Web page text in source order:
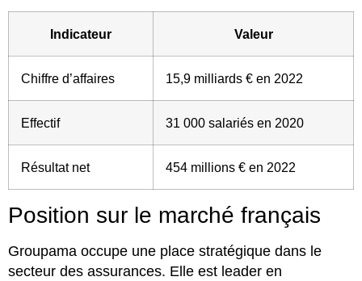
Indicateur Valeur
Chiffre d’affaires 15,9 milliards € en 2022
Effectif 31 000 salariés en 2020
Résultat net 454 millions € en 2022
Position sur le marché français
Groupama occupe une place stratégique dans le
secteur des assurances. Elle est leader en